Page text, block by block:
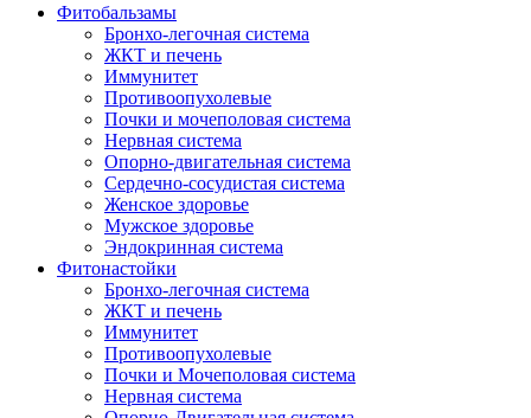
Фитобальзамы
Бронхо-легочная система
ЖКТ и печень
Иммунитет
Противоопухолевые
Почки и мочеполовая система
Нервная система
Опорно-двигательная система
Сердечно-сосудистая система
Женское здоровье
Мужское здоровье
Эндокринная система
Фитонастойки
Бронхо-легочная система
ЖКТ и печень
Иммунитет
Противоопухолевые
Почки и Мочеполовая система
Нервная система